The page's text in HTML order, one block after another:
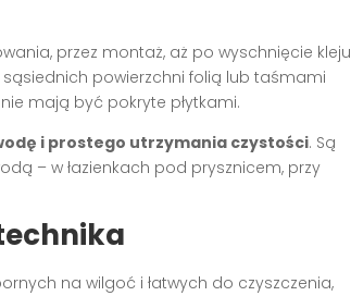
przez montaż, aż po wyschnięcie kleju
powierzchni folią lub taśmami
mają być pokryte płytkami.
i prostego utrzymania czystości. Są
– w łazienkach pod prysznicem, przy
na wilgoć i łatwych do czyszczenia,